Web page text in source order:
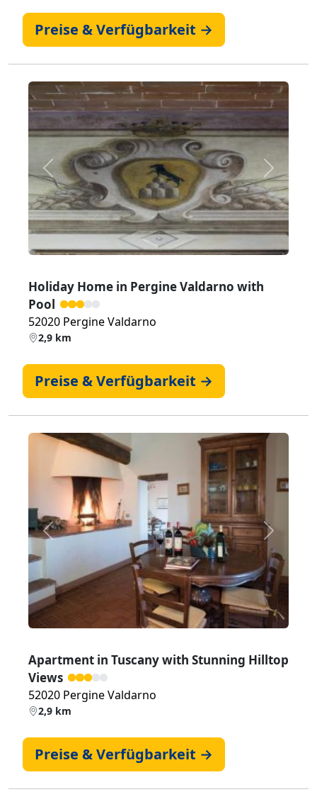
Preise & Verfügbarkeit →
Zurück Weiter
Holiday Home in Pergine Valdarno with
Pool
52020 Pergine Valdarno
2,9 km
Preise & Verfügbarkeit →
Zurück Weiter
Apartment in Tuscany with Stunning Hilltop
Views
52020 Pergine Valdarno
2,9 km
Preise & Verfügbarkeit →